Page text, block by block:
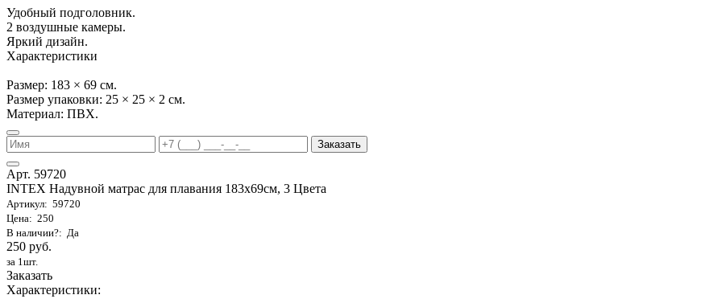
Удобный подголовник.
2 воздушные камеры.
Яркий дизайн.
Характеристики
Размер: 183 × 69 см.
Размер упаковки: 25 × 25 × 2 см.
Материал: ПВХ.
Заказать
Арт. 59720
INTEX Надувной матрас для плавания 183х69см, 3 Цвета
Артикул: 59720
Цена: 250
В наличии?: Да
250 руб.
за 1шт.
Заказать
Характеристики: